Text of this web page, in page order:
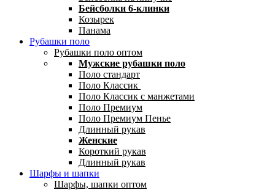
Бейсболки 6-клинки
Козырек
Панама
Рубашки поло
Рубашки поло оптом
Мужские рубашки поло
Поло стандарт
Поло Классик
Поло Классик с манжетами
Поло Премиум
Поло Премиум Пенье
Длинный рукав
Женские
Короткий рукав
Длинный рукав
Шарфы и шапки
Шарфы, шапки оптом